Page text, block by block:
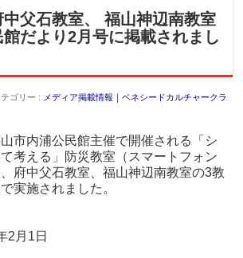
父石教室、 福山神辺南教室
だより2月号に掲載されまし
ゴリー : メディア掲載情報｜ベネシードカルチャークラ
市内浦公民館主催で開催される「シ
考える」防災教室（スマートフォン
府中父石教室、福山神辺南教室の3教
実施されました。
月1日